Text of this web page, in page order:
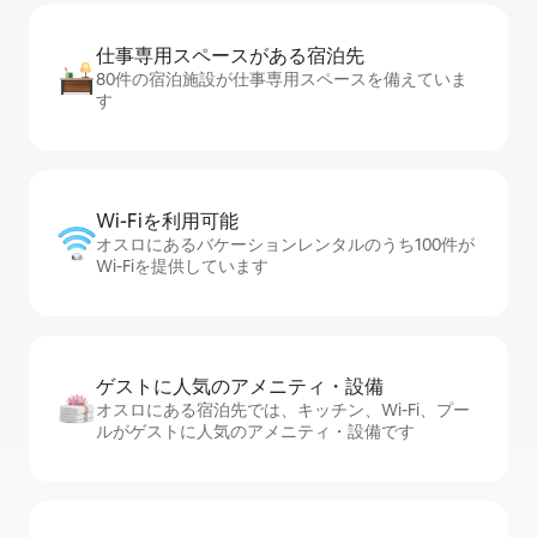
仕事専用ス⁠ペ⁠ー⁠スがあ⁠る宿⁠泊⁠先
80件の宿泊施設が仕事専用スペースを備えていま
す
Wi-Fiを利⁠用⁠可⁠能
オスロにあるバケーションレンタルのうち100件が
Wi-Fiを提供しています
ゲストに人⁠気⁠のア⁠メ⁠ニ⁠テ⁠ィ・設⁠備
オスロにある宿泊先では、キッチン、Wi-Fi、プー
ルがゲストに人気のアメニティ・設備です